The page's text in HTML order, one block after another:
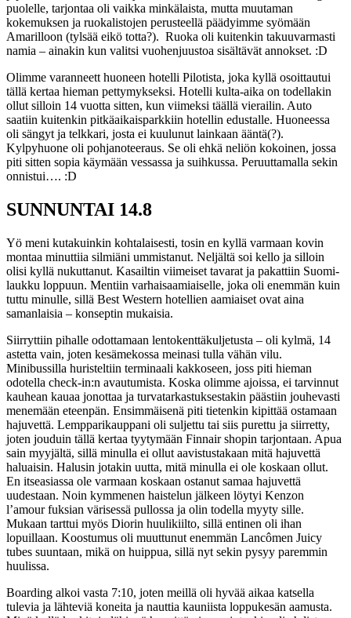
puolelle, tarjontaa oli vaikka minkälaista, mutta muutaman
kokemuksen ja ruokalistojen perusteellä päädyimme syömään
Amarilloon (tylsää eikö totta?). Ruoka oli kuitenkin takuuvarmasti
namia – ainakin kun valitsi vuohenjuustoa sisältävät annokset. :D
Olimme varanneett huoneen hotelli Pilotista, joka kyllä osoittautui
tällä kertaa hieman pettymykseksi. Hotelli kulta-aika on todellakin
ollut silloin 14 vuotta sitten, kun viimeksi täällä vierailin. Auto
saatiin kuitenkin pitkäaikaisparkkiin hotellin edustalle. Huoneessa
oli sängyt ja telkkari, josta ei kuulunut lainkaan ääntä(?).
Kylpyhuone oli pohjanoteeraus. Se oli ehkä neliön kokoinen, jossa
piti sitten sopia käymään vessassa ja suihkussa. Peruuttamalla sekin
onnistui…. :D
SUNNUNTAI 14.8
Yö meni kutakuinkin kohtalaisesti, tosin en kyllä varmaan kovin
montaa minuttiia silmiäni ummistanut. Neljältä soi kello ja silloin
olisi kyllä nukuttanut. Kasailtin viimeiset tavarat ja pakattiin Suomi-
laukku loppuun. Mentiin varhaisaamiaiselle, joka oli enemmän kuin
tuttu minulle, sillä Best Western hotellien aamiaiset ovat aina
samanlaisia – konseptin mukaisia.
Siirryttiin pihalle odottamaan lentokenttäkuljetusta – oli kylmä, 14
astetta vain, joten kesämekossa meinasi tulla vähän vilu.
Minibussilla huristeltiin terminaali kakkoseen, joss piti hieman
odotella check-in:n avautumista. Koska olimme ajoissa, ei tarvinnut
kauhean kauaa jonottaa ja turvatarkastuksestakin päästiin jouhevasti
menemään eteenpän. Ensimmäisenä piti tietenkin kipittää ostamaan
hajuvettä. Lempparikauppani oli suljettu tai siis purettu ja siirretty,
joten jouduin tällä kertaa tyytymään Finnair shopin tarjontaan. Apua
sain myyjältä, sillä minulla ei ollut aavistustakaan mitä hajuvettä
haluaisin. Halusin jotakin uutta, mitä minulla ei ole koskaan ollut.
En itseasiassa ole varmaan koskaan ostanut samaa hajuvettä
uudestaan. Noin kymmenen haistelun jälkeen löytyi Kenzon
l’amour fuksian värisessä pullossa ja olin todella myyty sille.
Mukaan tarttui myös Diorin huulikiilto, sillä entinen oli ihan
lopuillaan. Koostumus oli muuttunut enemmän Lancômen Juicy
tubes suuntaan, mikä on huippua, sillä nyt sekin pysyy paremmin
huulissa.
Boarding alkoi vasta 7:10, joten meillä oli hyvää aikaa katsella
tulevia ja lähteviä koneita ja nauttia kauniista loppukesän aamusta.